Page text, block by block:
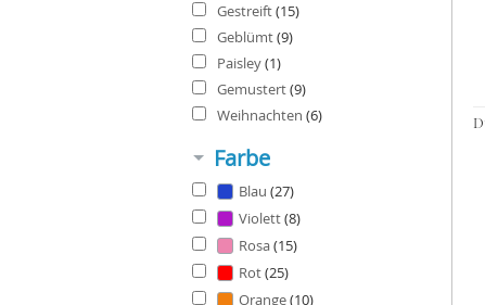
Gestreift(15)
Geblümt(9)
Paisley(1)
Gemustert(9)
Weihnachten (6)
Farbe
Blau (27)
Violett(8)
Rosa(15)
Rot(25)
Orange(10)